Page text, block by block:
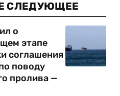
СЛЕДУЮЩЕЕ
о
этапе
соглашения
поводу
пролива —